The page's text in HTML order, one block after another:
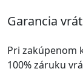
Garancia
Pri zakúpenom
100% záruku